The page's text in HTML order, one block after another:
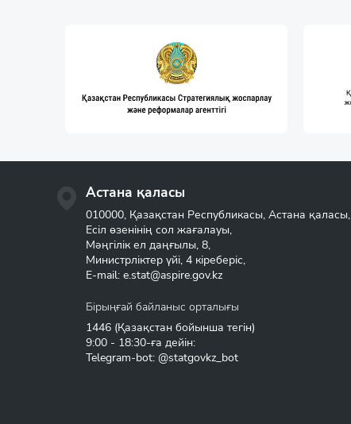
Астана қаласы
010000, Қазақстан Республикасы, Астана қаласы,
Есіл өзенінің сол жағалауы,
Мәңгілік ел даңғылы, 8,
Министрліктер үйі, 4 кіреберіс,
E-mail: e.stat@aspire.gov.kz
Бірыңғай байланыс орталығы
1446 (Қазақстан бойынша тегін)
9:00 - 18:30-ға дейін:
Telegram-bot: @statgovkz_bot